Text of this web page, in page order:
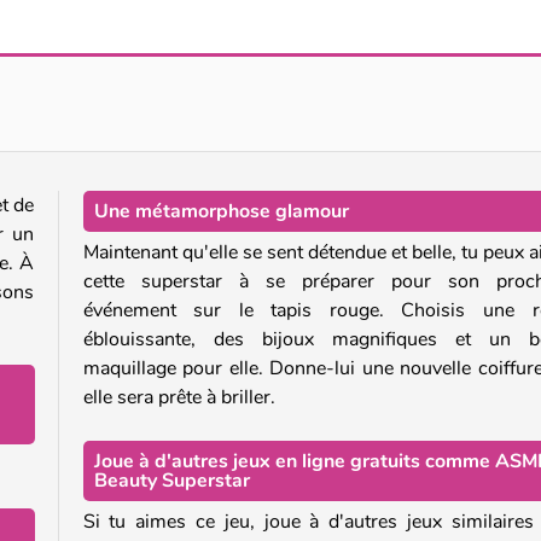
de
un
À
Une métamorphose glamour
Maintenant qu'elle se sent détendue et belle, tu peux
cette superstar à se préparer pour son
événement sur le tapis rouge. Choisis une
éblouissante, des bijoux magnifiques et un
maquillage pour elle. Donne-lui une nouvelle
elle sera prête à briller.
Joue à d'autres jeux en ligne gratuits comme
Beauty Superstar
Si tu aimes ce jeu, joue à d'autres jeux similaires